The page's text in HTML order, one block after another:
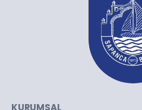
KURUMSAL